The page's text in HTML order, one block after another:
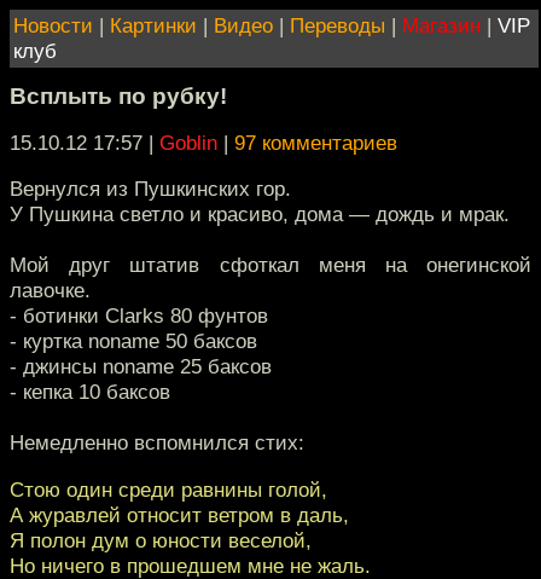
Новости | Картинки | Видео | Переводы | Магазин | VIP
клуб
Всплыть по рубку!
15.10.12 17:57 | Goblin | 97 комментариев
Вернулся из Пушкинских гор.
У Пушкина светло и красиво, дома — дождь и мрак.
Мой друг штатив сфоткал меня на онегинской
лавочке.
- ботинки Clarks 80 фунтов
- куртка noname 50 баксов
- джинсы noname 25 баксов
- кепка 10 баксов
Немедленно вспомнился стих:
Стою один среди равнины голой,
А журавлей относит ветром в даль,
Я полон дум о юности веселой,
Но ничего в прошедшем мне не жаль.